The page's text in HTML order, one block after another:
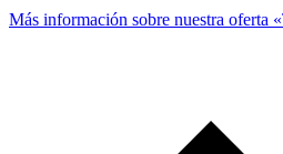
Más información sobre nuestra oferta